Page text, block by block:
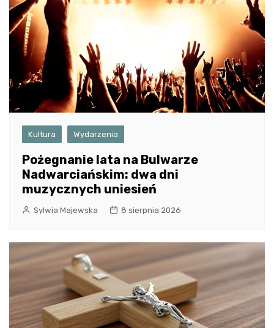
Kultura Wydarzenia
Pożegnanie lata na Bulwarze
Nadwarciańskim: dwa dni
muzycznych uniesień
Sylwia Majewska 8 sierpnia 2026